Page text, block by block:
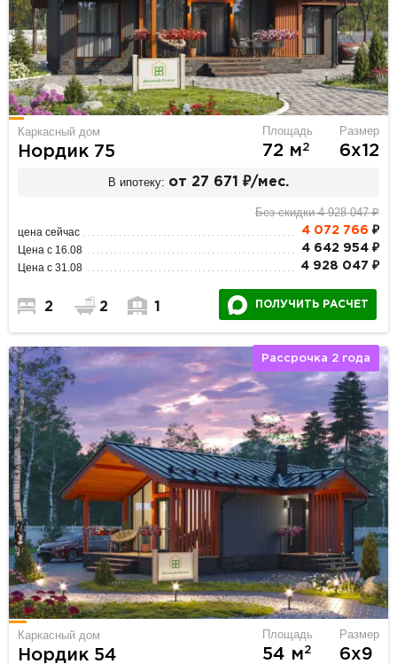
Каркасный дом
Нордик 75
Площадь
72 м2
Размер
6х12
В ипотеку: от 27 671 ₽/мес.
Без скидки 4 928 047 ₽
цена сейчас 4 072 766 ₽
Цена с 16.08 4 642 954 ₽
Цена с 31.08 4 928 047 ₽
2 2 1 ПОЛУЧИТЬ РАСЧЕТ
Рассрочка 2 года
Каркасный дом
Нордик 54
Площадь
54 м2
Размер
6х9